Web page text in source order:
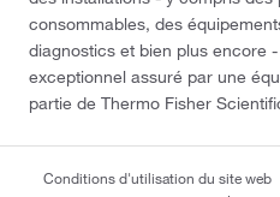
consommables, des
diagnostics et bien plus encore
exceptionnel assuré par une
partie de Thermo Fisher
Conditions d'utilisation du site web